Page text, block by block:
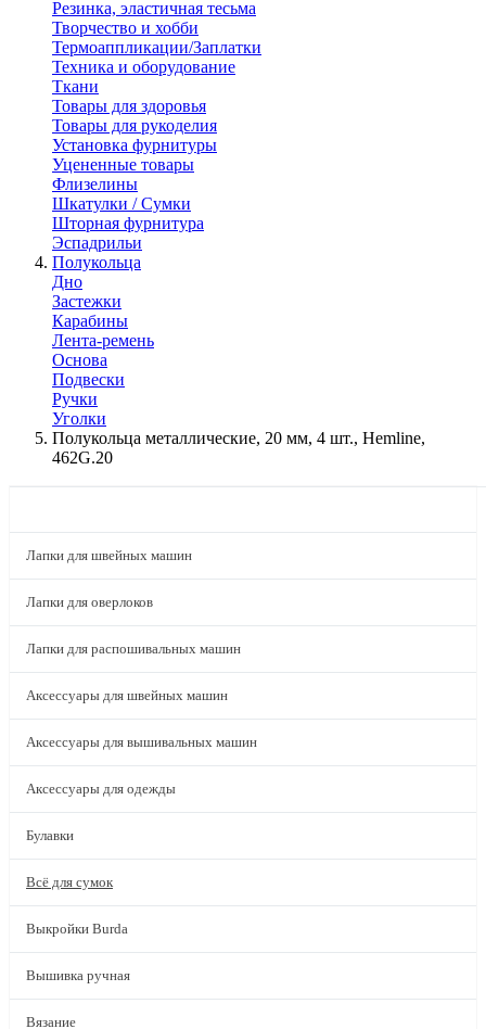
Резинка, эластичная тесьма
Творчество и хобби
Термоаппликации/Заплатки
Техника и оборудование
Ткани
Товары для здоровья
Товары для рукоделия
Установка фурнитуры
Уцененные товары
Флизелины
Шкатулки / Сумки
Шторная фурнитура
Эспадрильи
Полукольца
Дно
Застежки
Карабины
Лента-ремень
Основа
Подвески
Ручки
Уголки
Полукольца металлические, 20 мм, 4 шт., Hemline,
462G.20
Лапки для швейных машин
Лапки для оверлоков
Лапки для распошивальных машин
Аксессуары для швейных машин
Аксессуары для вышивальных машин
Аксессуары для одежды
Булавки
Всё для сумок
Выкройки Burda
Вышивка ручная
Вязание